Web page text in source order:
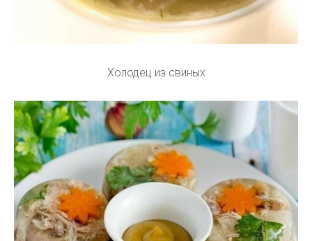
Холодец из свиных